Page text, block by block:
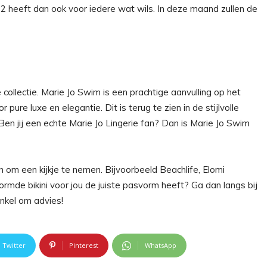
heeft dan ook voor iedere wat wils. In deze maand zullen de
Marie Jo Swim is een prachtige aanvulling op het
pure luxe en elegantie. Dit is terug te zien in de stijlvolle
jij een echte Marie Jo Lingerie fan? Dan is Marie Jo Swim
een kijkje te nemen. Bijvoorbeeld Beachlife, Elomi
bikini voor jou de juiste pasvorm heeft? Ga dan langs bij
om advies!
Twitter Pinterest WhatsApp